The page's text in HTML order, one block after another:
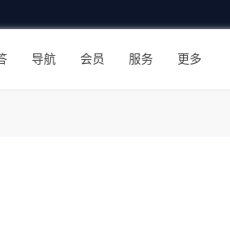
导航 会员 服务 更多